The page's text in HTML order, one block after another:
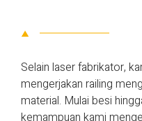
Selain laser fabrikator,
mengerjakan railing
material. Mulai besi